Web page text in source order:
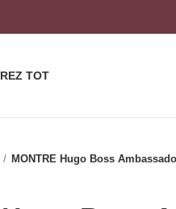
TOT
MONTRE Hugo Boss